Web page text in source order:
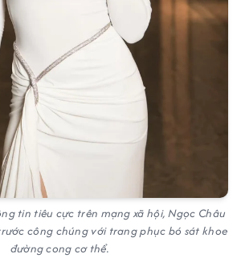
tin tiêu cực trên mạng xã hội, Ngọc Châu
công chúng với trang phục bó sát khoe
đường cong cơ thể.